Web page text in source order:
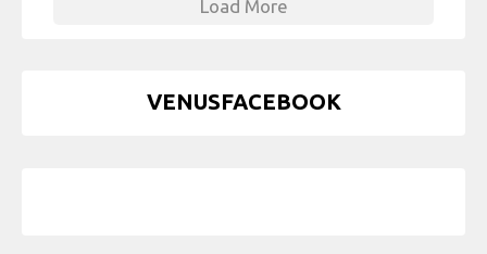
Load More
VENUSFACEBOOK